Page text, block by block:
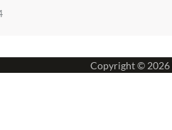
Copyright © 2026